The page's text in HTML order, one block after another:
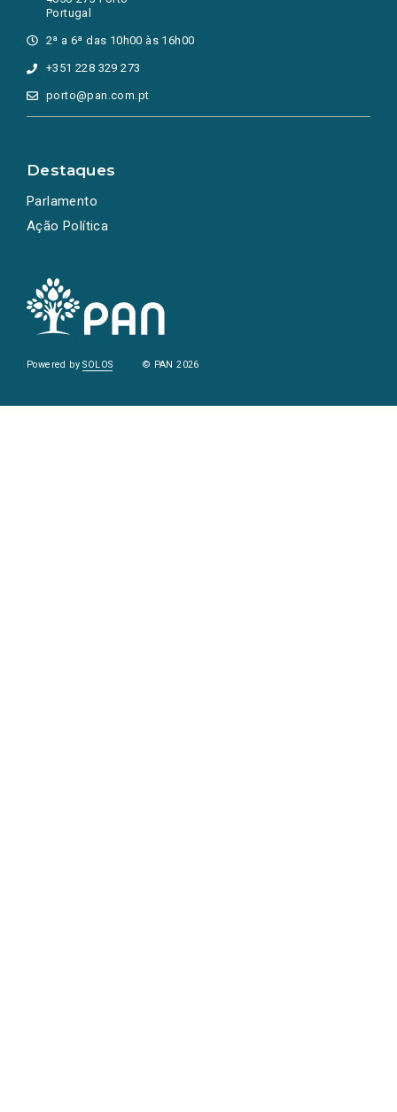
Portugal
2ª a 6ª das 10h00 às 16h00
+351 228 329 273
porto@pan.com.pt
Destaques
Parlamento
Ação Política
Powered bySOLOS © PAN 2026